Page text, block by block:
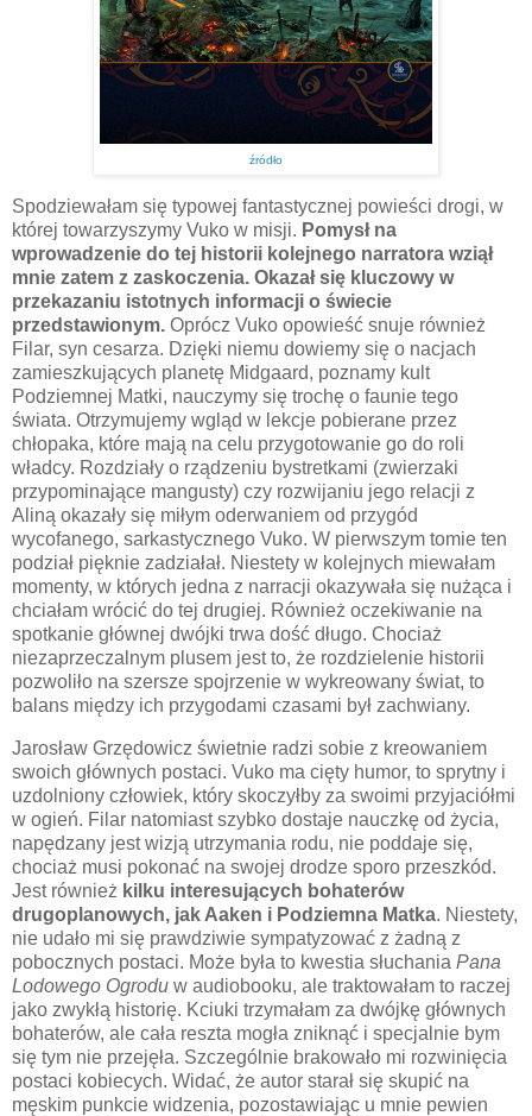
źródło
Spodziewałam się typowej fantastycznej powieści drogi, w
której towarzyszymy Vuko w misji. Pomysł na
wprowadzenie do tej historii kolejnego narratora wziął
mnie zatem z zaskoczenia. Okazał się kluczowy w
przekazaniu istotnych informacji o świecie
przedstawionym. Oprócz Vuko opowieść snuje również
Filar, syn cesarza. Dzięki niemu dowiemy się o nacjach
zamieszkujących planetę Midgaard, poznamy kult
Podziemnej Matki, nauczymy się trochę o faunie tego
świata. Otrzymujemy wgląd w lekcje pobierane przez
chłopaka, które mają na celu przygotowanie go do roli
władcy. Rozdziały o rządzeniu bystretkami (zwierzaki
przypominające mangusty) czy rozwijaniu jego relacji z
Aliną okazały się miłym oderwaniem od przygód
wycofanego, sarkastycznego Vuko. W pierwszym tomie ten
podział pięknie zadziałał. Niestety w kolejnych miewałam
momenty, w których jedna z narracji okazywała się nużąca i
chciałam wrócić do tej drugiej. Również oczekiwanie na
spotkanie głównej dwójki trwa dość długo. Chociaż
niezaprzeczalnym plusem jest to, że rozdzielenie historii
pozwoliło na szersze spojrzenie w wykreowany świat, to
balans między ich przygodami czasami był zachwiany.
Jarosław Grzędowicz świetnie radzi sobie z kreowaniem
swoich głównych postaci. Vuko ma cięty humor, to sprytny i
uzdolniony człowiek, który skoczyłby za swoimi przyjaciółmi
w ogień. Filar natomiast szybko dostaje nauczkę od życia,
napędzany jest wizją utrzymania rodu, nie poddaje się,
chociaż musi pokonać na swojej drodze sporo przeszkód.
Jest również kilku interesujących bohaterów
drugoplanowych, jak Aaken i Podziemna Matka. Niestety,
nie udało mi się prawdziwie sympatyzować z żadną z
pobocznych postaci. Może była to kwestia słuchania Pana
Lodowego Ogrodu w audiobooku, ale traktowałam to raczej
jako zwykłą historię. Kciuki trzymałam za dwójkę głównych
bohaterów, ale cała reszta mogła zniknąć i specjalnie bym
się tym nie przejęła. Szczególnie brakowało mi rozwinięcia
postaci kobiecych. Widać, że autor starał się skupić na
męskim punkcie widzenia, pozostawiając u mnie pewien